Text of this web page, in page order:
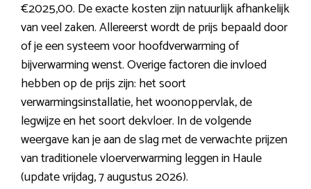
€2025,00. De exacte kosten zijn natuurlijk afhankelijk
van veel zaken. Allereerst wordt de prijs bepaald door
of je een systeem voor hoofdverwarming of
bijverwarming wenst. Overige factoren die invloed
hebben op de prijs zijn: het soort
verwarmingsinstallatie, het woonoppervlak, de
legwijze en het soort dekvloer. In de volgende
weergave kan je aan de slag met de verwachte prijzen
van traditionele vloerverwarming leggen in Haule
(update vrijdag, 7 augustus 2026).